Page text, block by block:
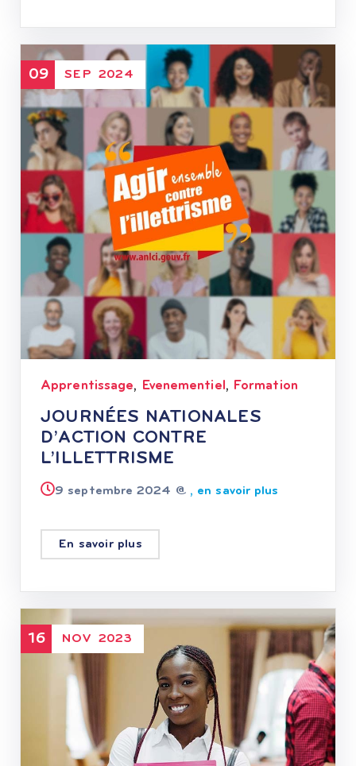
09 SEP 2024
Apprentissage, Evenementiel, Formation
JOURNÉES NATIONALES
D’ACTION CONTRE
L’ILLETTRISME
9 septembre 2024 @ , en savoir plus
En savoir plus
16 NOV 2023